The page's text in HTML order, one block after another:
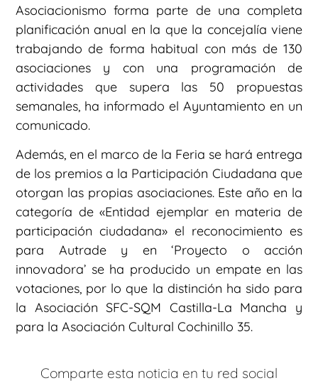
Asociacionismo forma parte de una completa
planificación anual en la que la concejalía viene
trabajando de forma habitual con más de 130
asociaciones y con una programación de
actividades que supera las 50 propuestas
semanales, ha informado el Ayuntamiento en un
comunicado.
Además, en el marco de la Feria se hará entrega
de los premios a la Participación Ciudadana que
otorgan las propias asociaciones. Este año en la
categoría de «Entidad ejemplar en materia de
participación ciudadana» el reconocimiento es
para Autrade y en ‘Proyecto o acción
innovadora’ se ha producido un empate en las
votaciones, por lo que la distinción ha sido para
la Asociación SFC-SQM Castilla-La Mancha y
para la Asociación Cultural Cochinillo 35.
Comparte esta noticia en tu red social